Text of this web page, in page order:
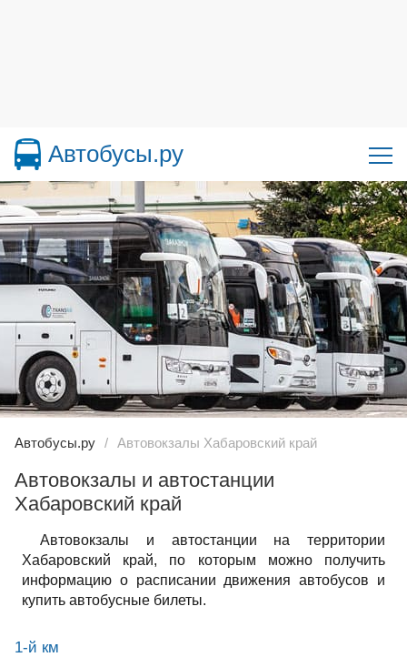
Автобусы.ру
Автобусы.ру Автовокзалы Хабаровский край
Автовокзалы и автостанции
Хабаровский край
Автовокзалы и автостанции на территории
Хабаровский край, по которым можно получить
информацию о расписании движения автобусов и
купить автобусные билеты.
1-й км